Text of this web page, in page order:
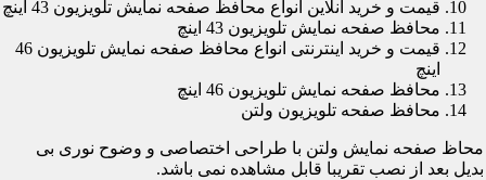
قیمت و خرید آنلاین انواع محافظ صفحه نمایش تلویزیون 43 اینچ
محافظ صفحه نمایش تلویزیون 43 اینچ
قیمت و خرید اینترنتی انواع محافظ صفحه نمایش تلویزیون 46
اینچ
محافظ صفحه نمایش تلویزیون 46 اینچ
محافظ صفحه تلویزیون ولتن
محاظ صفحه نمایش ولتن با طراحی اختصاصی و وضوح نوری بی
بدیل بعد از نصب تقریبا قابل مشاهده نمی باشد.